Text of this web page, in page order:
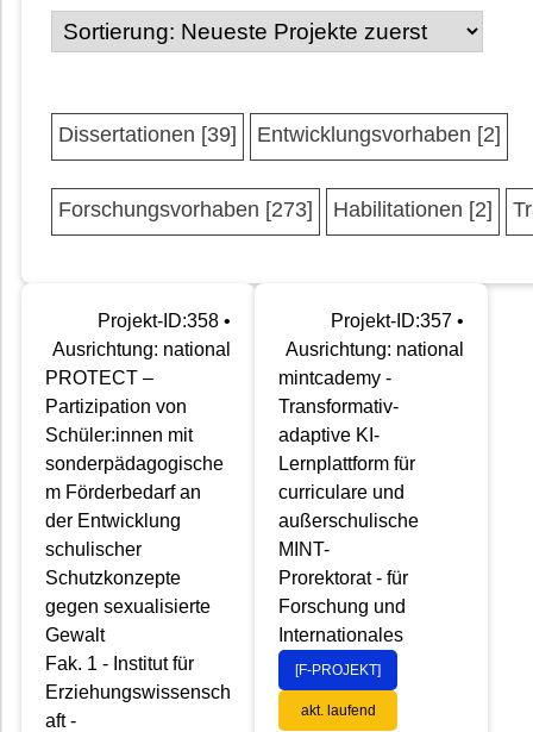
Dissertationen [39] Entwicklungsvorhaben [2]
Forschungsvorhaben [273] Habilitationen [2]
Projekt-ID:358 •
Ausrichtung: national
PROTECT –
Partizipation von
Schüler:innen mit
sonderpädagogische
m Förderbedarf an
der Entwicklung
schulischer
Schutzkonzepte
gegen sexualisierte
Gewalt
Fak. 1 - Institut für
Erziehungswissensch
aft -
Projekt-ID:357 •
Ausrichtung: national
mintcademy -
Transformativ-
adaptive KI-
Lernplattform für
curriculare und
außerschulische
MINT-
Prorektorat - für
Forschung und
Internationales
[F-PROJEKT]
akt. laufend